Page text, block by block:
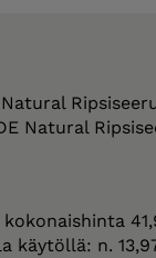
Natural
käytöllä: n.